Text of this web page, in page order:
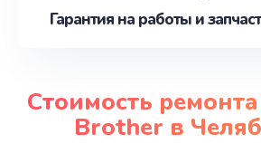
Гарантия на работы и
Стоимость
Brother в